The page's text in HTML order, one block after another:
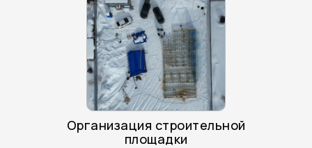
Организация строительной
площадки